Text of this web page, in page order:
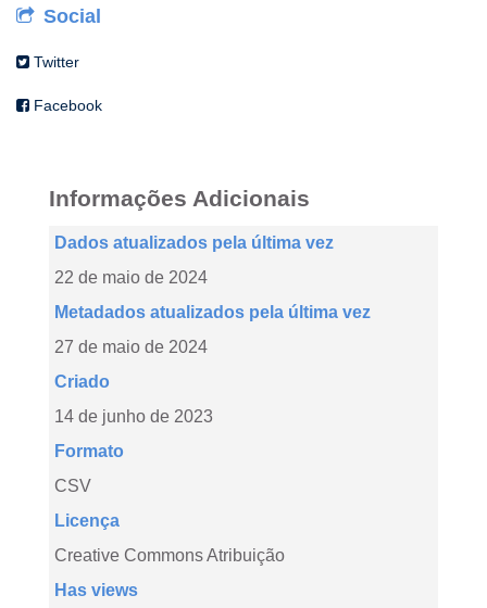
Social
Twitter
Facebook
Informações Adicionais
Dados atualizados pela última vez
22 de maio de 2024
Metadados atualizados pela última vez
27 de maio de 2024
Criado
14 de junho de 2023
Formato
CSV
Licença
Creative Commons Atribuição
Has views